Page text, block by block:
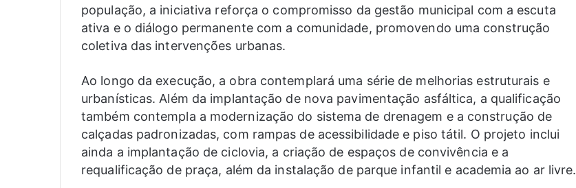
população, a iniciativa reforça o compromisso da gestão municipal com a escuta
ativa e o diálogo permanente com a comunidade, promovendo uma construção
coletiva das intervenções urbanas.
Ao longo da execução, a obra contemplará uma série de melhorias estruturais e
urbanísticas. Além da implantação de nova pavimentação asfáltica, a qualificação
também contempla a modernização do sistema de drenagem e a construção de
calçadas padronizadas, com rampas de acessibilidade e piso tátil. O projeto inclui
ainda a implantação de ciclovia, a criação de espaços de convivência e a
requalificação de praça, além da instalação de parque infantil e academia ao ar livre.